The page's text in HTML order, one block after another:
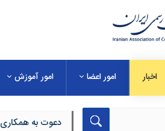
اخبار امور اعضا امور آموزش
دعوت به همکاری